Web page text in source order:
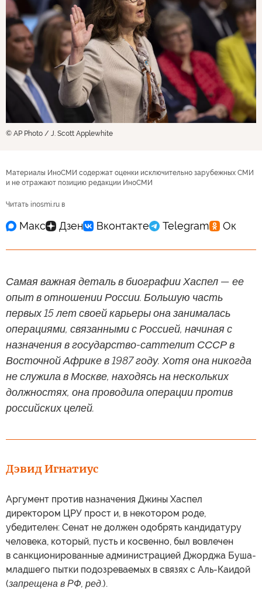
© AP Photo / J. Scott Applewhite
Материалы ИноСМИ содержат оценки исключительно зарубежных СМИ
и не отражают позицию редакции ИноСМИ
Читать inosmi.ru в
Самая важная деталь в биографии Хаспел — ее
опыт в отношении России. Большую часть
первых 15 лет своей карьеры она занималась
операциями, связанными с Россией, начиная с
назначения в государство-саттелит СССР в
Восточной Африке в 1987 году. Хотя она никогда
не служила в Москве, находясь на нескольких
должностях, она проводила операции против
российских целей.
Дэвид Игнатиус
Аргумент против назначения Джины Хаспел
директором ЦРУ прост и, в некотором роде,
убедителен: Сенат не должен одобрять кандидатуру
человека, который, пусть и косвенно, был вовлечен
в санкционированные администрацией Джорджа Буша-
младшего пытки подозреваемых в связях с Аль-Каидой
(запрещена в РФ, ред.).